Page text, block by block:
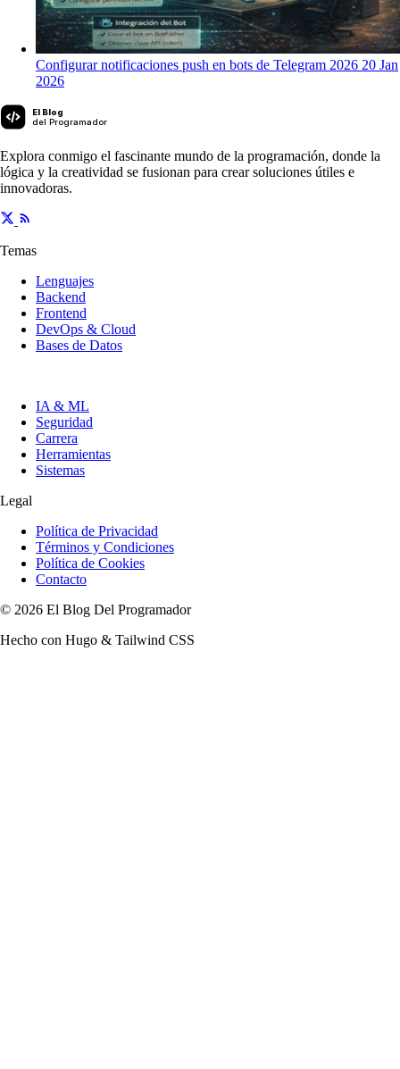
Configurar notificaciones push en bots de Telegram 2026 20 Jan
2026
El Blog
del Programador
Explora conmigo el fascinante mundo de la programación, donde la
lógica y la creatividad se fusionan para crear soluciones útiles e
innovadoras.
Temas
Lenguajes
Backend
Frontend
DevOps & Cloud
Bases de Datos
IA & ML
Seguridad
Carrera
Herramientas
Sistemas
Legal
Política de Privacidad
Términos y Condiciones
Política de Cookies
Contacto
© 2026 El Blog Del Programador
Hecho con Hugo & Tailwind CSS